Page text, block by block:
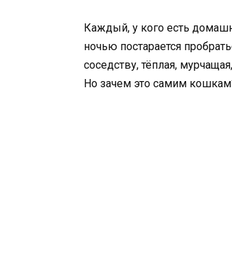
Каждый, у кого есть
ночью постарается
соседству, тёплая,
Но зачем это самим